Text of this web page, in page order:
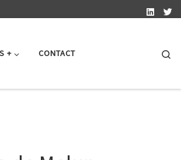
+ CONTACT